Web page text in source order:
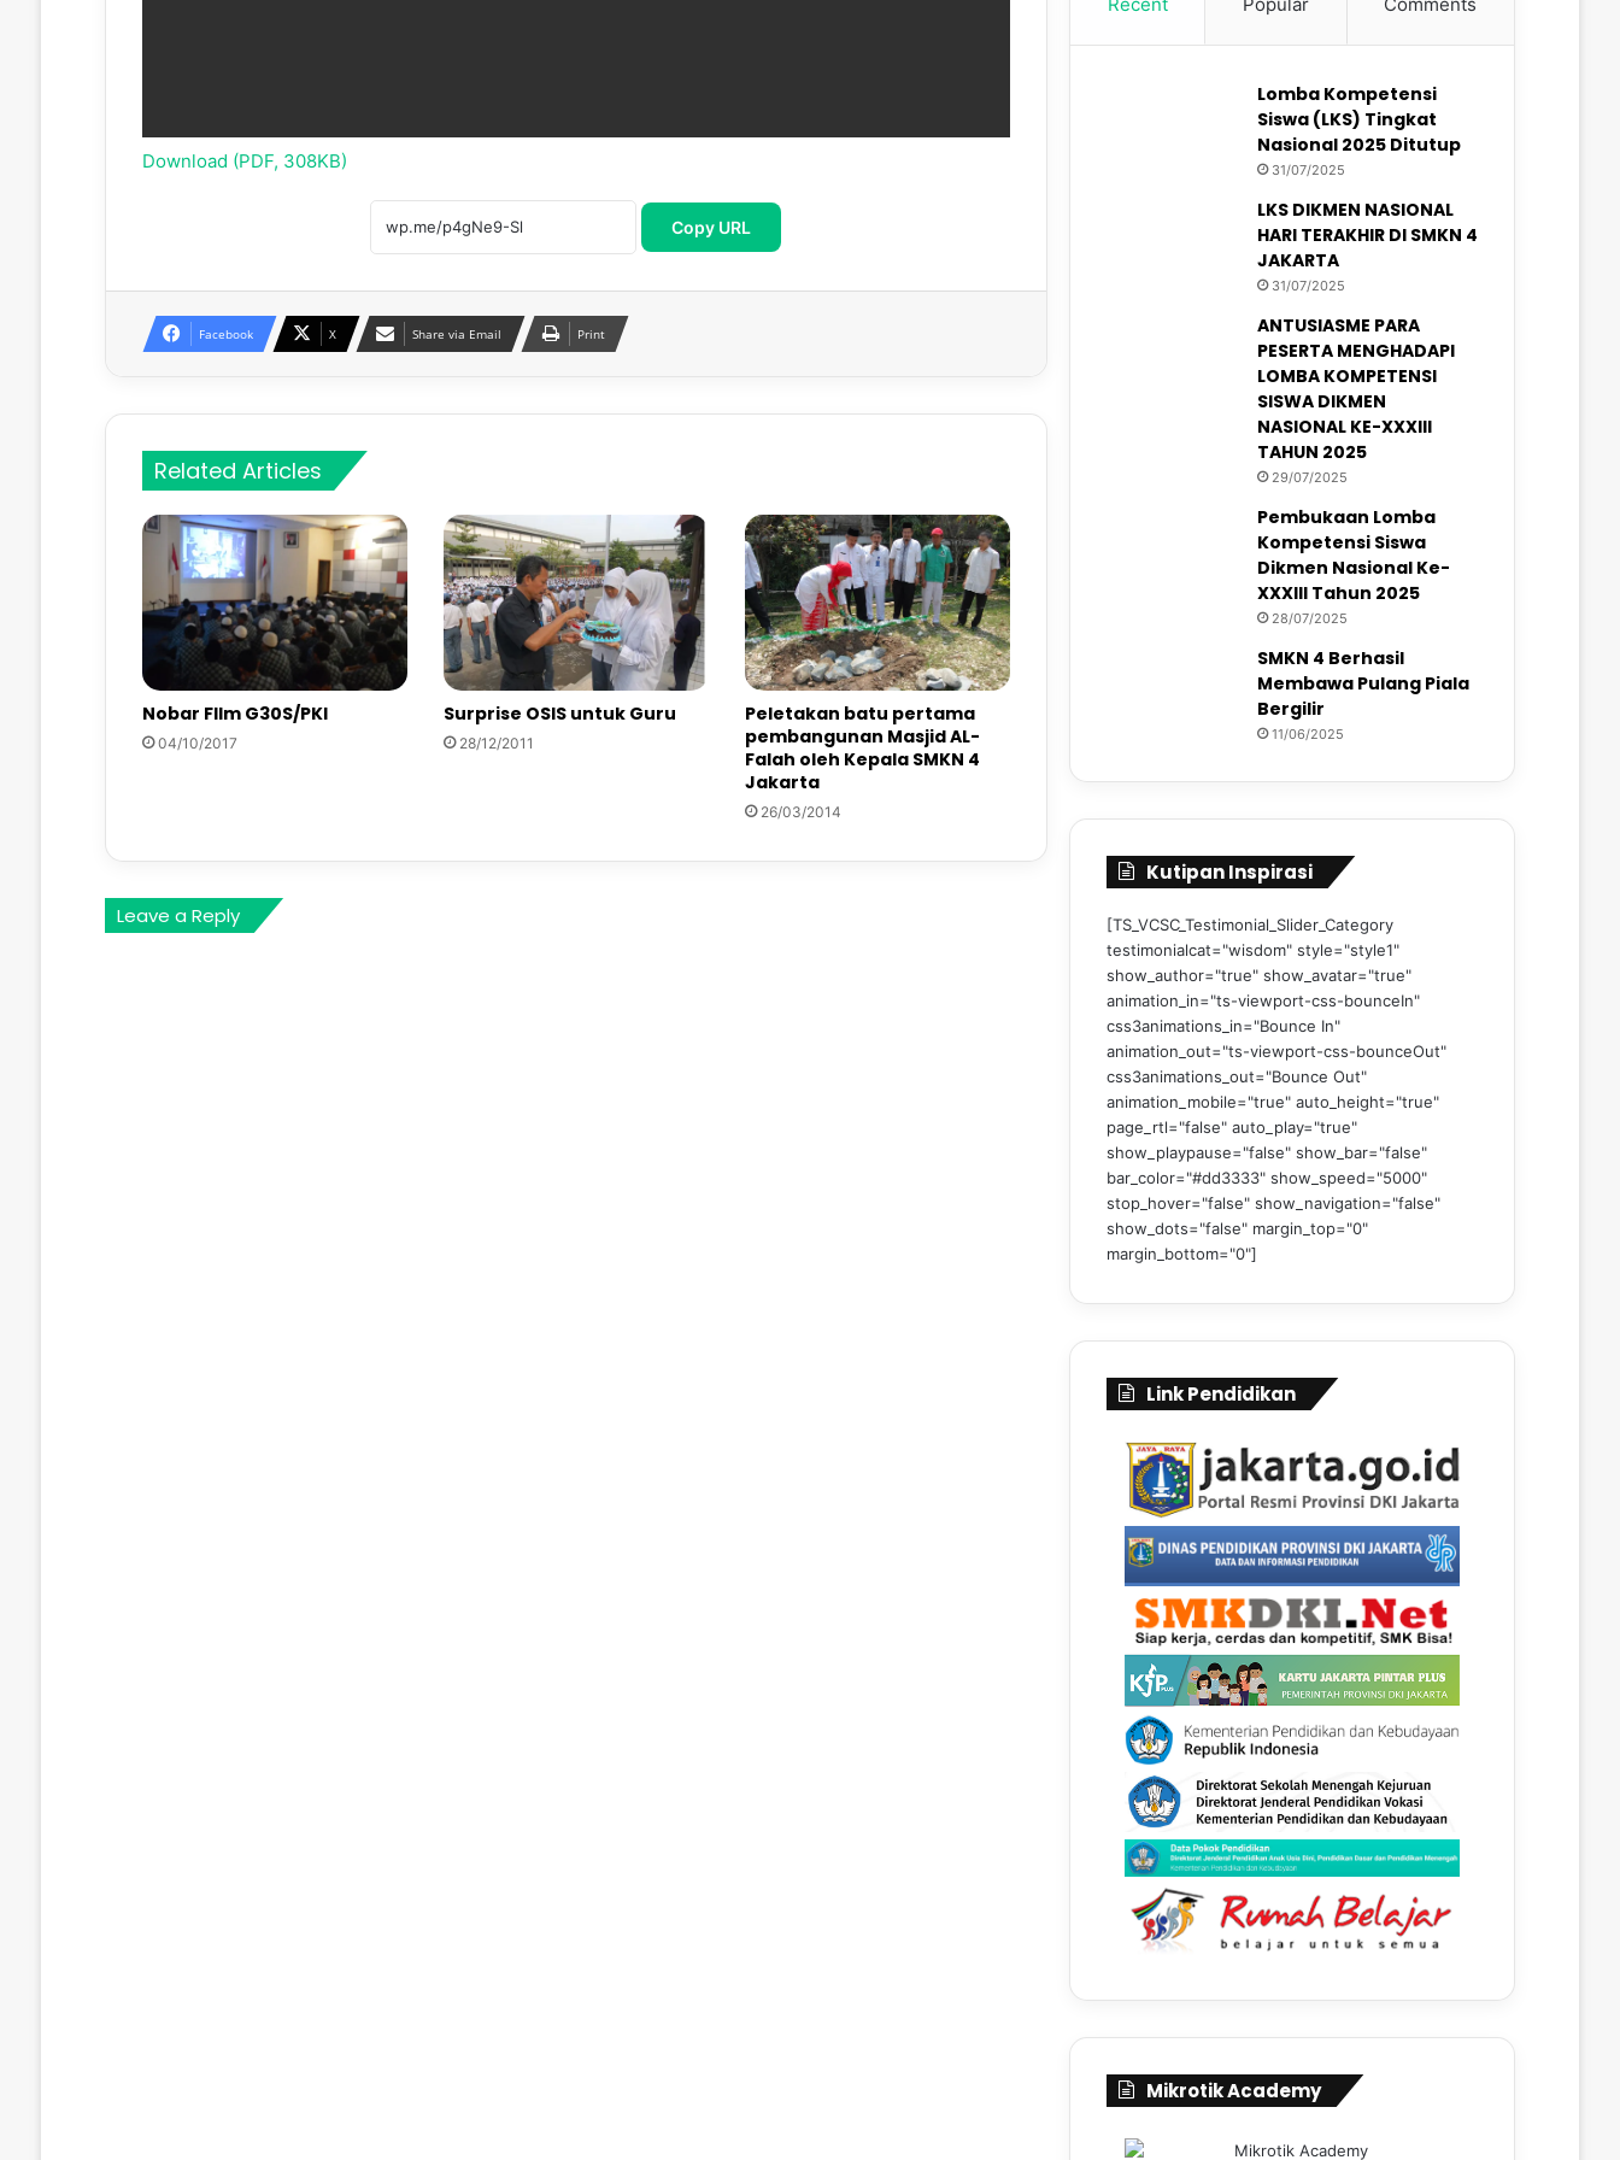
Download (PDF, 308KB)
Copy URL
Facebook X Share via Email Print
Related Articles
Nobar FIlm G30S/PKI
04/10/2017
Surprise OSIS untuk Guru
28/12/2011
Peletakan batu pertama
pembangunan Masjid AL-
Falah oleh Kepala SMKN 4
Jakarta
26/03/2014
Leave a Reply
Lomba Kompetensi
Siswa (LKS) Tingkat
Nasional 2025 Ditutup
31/07/2025
LKS DIKMEN NASIONAL
HARI TERAKHIR DI SMKN 4
JAKARTA
31/07/2025
ANTUSIASME PARA
PESERTA MENGHADAPI
LOMBA KOMPETENSI
SISWA DIKMEN
NASIONAL KE-XXXIII
TAHUN 2025
29/07/2025
Pembukaan Lomba
Kompetensi Siswa
Dikmen Nasional Ke-
XXXIII Tahun 2025
28/07/2025
SMKN 4 Berhasil
Membawa Pulang Piala
Bergilir
11/06/2025
Kutipan Inspirasi
[TS_VCSC_Testimonial_Slider_Category
testimonialcat="wisdom" style="style1"
show_author="true" show_avatar="true"
animation_in="ts-viewport-css-bounceIn"
css3animations_in="Bounce In"
animation_out="ts-viewport-css-bounceOut"
css3animations_out="Bounce Out"
animation_mobile="true" auto_height="true"
page_rtl="false" auto_play="true"
show_playpause="false" show_bar="false"
bar_color="#dd3333" show_speed="5000"
stop_hover="false" show_navigation="false"
show_dots="false" margin_top="0"
margin_bottom="0"]
Link Pendidikan
Mikrotik Academy